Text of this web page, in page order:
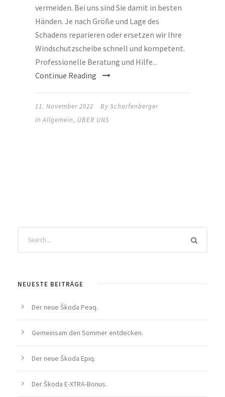
vermeiden. Bei uns sind Sie damit in besten
Händen. Je nach Größe und Lage des
Schadens reparieren oder ersetzen wir Ihre
Windschutzscheibe schnell und kompetent.
Professionelle Beratung und Hilfe...
Continue Reading
11. November 2022 By Scharfenberger
In Allgemein, ÜBER UNS
NEUESTE BEITRÄGE
Der neue Škoda Peaq.
Gemeinsam den Sommer entdecken.
Der neue Škoda Epiq.
Der Škoda E-XTRA-Bonus.